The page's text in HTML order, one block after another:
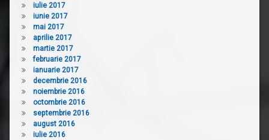
iulie 2017
iunie 2017
mai 2017
aprilie 2017
martie 2017
februarie 2017
ianuarie 2017
decembrie 2016
noiembrie 2016
octombrie 2016
septembrie 2016
august 2016
iulie 2016